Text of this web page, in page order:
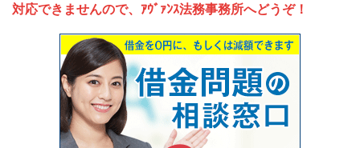
対応できませんので、ｱｳﾞｧﾝｽ法務事務所へどうぞ！